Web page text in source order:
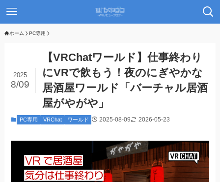
ホーム PC専用
【VRChatワールド】仕事終わり
にVRで飲もう！夜のにぎやかな
居酒屋ワールド「バーチャル居酒
屋がやがや」
2025
8/09
PC専用 VRChat ワールド 2025-08-09 2026-05-23